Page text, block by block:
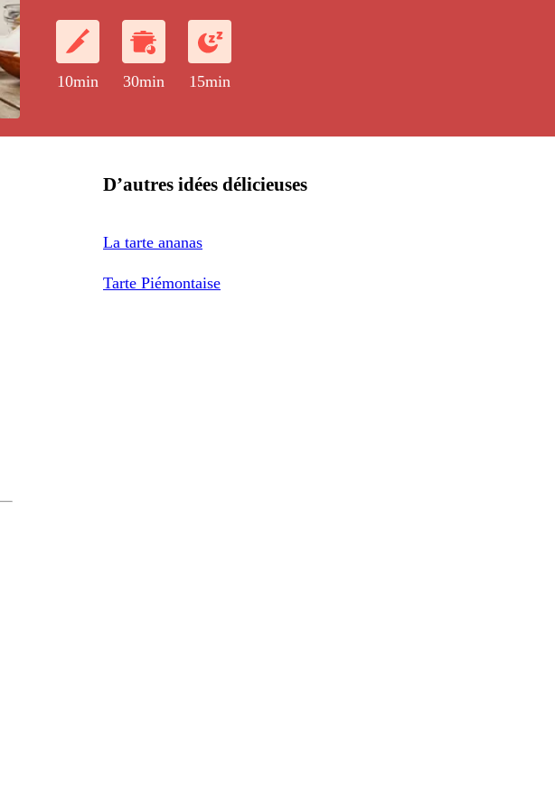
10min 30min 15min
D’autres idées délicieuses
La tarte ananas
Tarte Piémontaise